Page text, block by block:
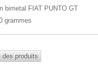
bimetal FIAT PUNTO GT
grammes
des produits